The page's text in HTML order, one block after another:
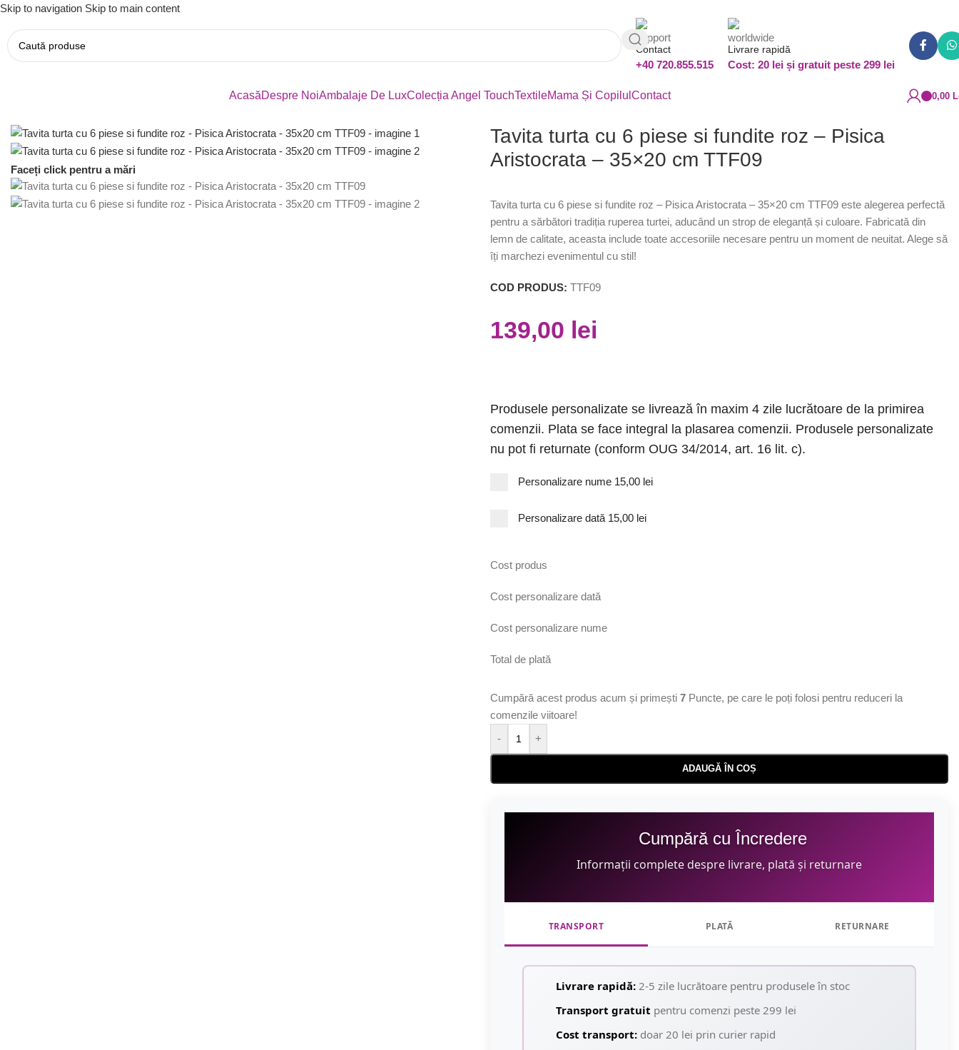
Skip to navigation Skip to main content
Contact
+40 720.855.515
Livrare rapidă
Cost: 20 lei și gratuit peste 299 lei
AcasăDespre NoiAmbalaje De LuxColecția Angel TouchTextileMama Și Copilul Contact 0,00
Faceți click pentru a mări
Tavita turta cu 6 piese si fundite roz – Pisica
Aristocrata – 35×20 cm TTF09
Tavita turta cu 6 piese si fundite roz – Pisica Aristocrata – 35×20 cm TTF09 este alegerea perfectă
pentru a sărbători tradiția ruperea turtei, aducând un strop de eleganță și culoare. Fabricată din
lemn de calitate, aceasta include toate accesoriile necesare pentru un moment de neuitat. Alege să
îți marchezi evenimentul cu stil!
COD PRODUS: TTF09
139,00 lei
Produsele personalizate se livrează în maxim 4 zile lucrătoare de la primirea
comenzii. Plata se face integral la plasarea comenzii. Produsele personalizate
nu pot fi returnate (conform OUG 34/2014, art. 16 lit. c).
Personalizare nume 15,00 lei
Personalizare dată 15,00 lei
Cost produs
Cost personalizare dată
Cost personalizare nume
Total de plată
Cumpără acest produs acum și primești 7Puncte, pe care le poți folosi pentru reduceri la
comenzile viitoare!
-
+
ADAUGĂ ÎN COȘ
Cumpără cu Încredere
Informații complete despre livrare, plată și returnare
TRANSPORT PLATĂ RETURNARE
Livrare rapidă:2-5 zile lucrătoare pentru produsele în stoc
Transport gratuit pentru comenzi peste 299 lei
Cost transport:doar 20 lei prin curier rapid